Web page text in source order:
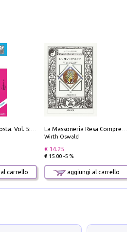
Navigare Lungocosta. Vol. 5: Corsica e Sardegna
carrello
La Massoneria Resa Comprensibile ai Suoi Adepti. Vol. 3: il Maestro.
Wirth Oswald
€ 14.25
€ 15.00 -5 %
aggiungi al carrello